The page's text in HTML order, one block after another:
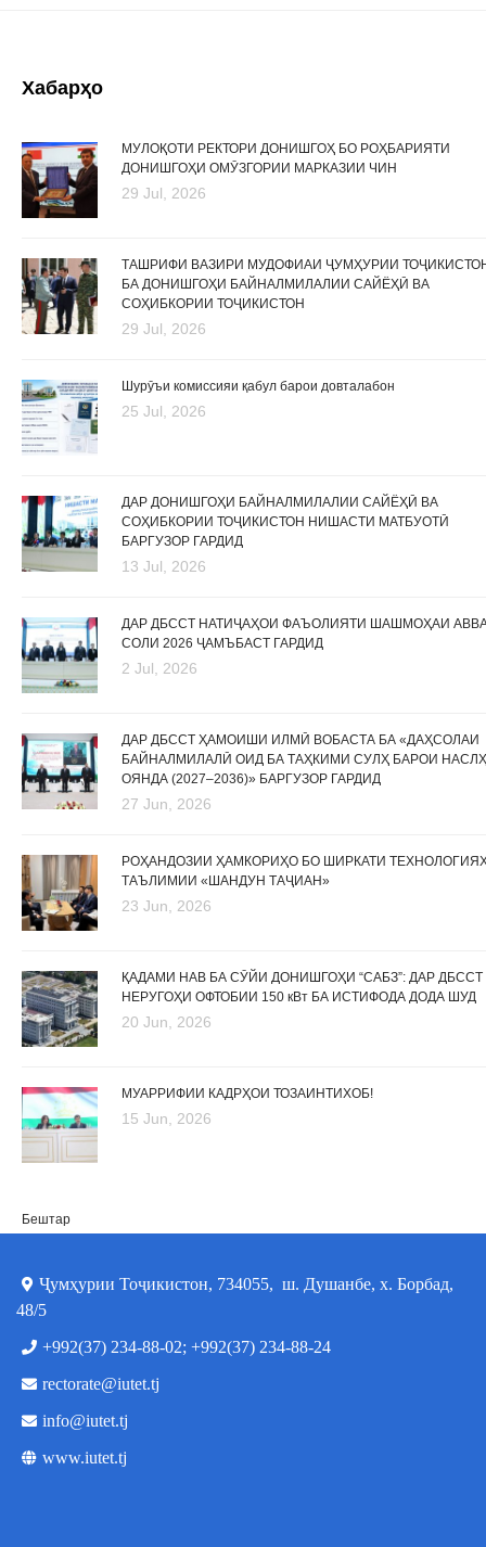
Хабарҳо
МУЛОҚОТИ РЕКТОРИ ДОНИШГОҲ БО РОҲБАРИЯТИ
ДОНИШГОҲИ ОМӮЗГОРИИ МАРКАЗИИ ЧИН
29 Jul, 2026
ТАШРИФИ ВАЗИРИ МУДОФИАИ ҶУМҲУРИИ
БА ДОНИШГОҲИ БАЙНАЛМИЛАЛИИ САЙЁҲӢ ВА
СОҲИБКОРИИ ТОҶИКИСТОН
29 Jul, 2026
Шурӯъи комиссияи қабул барои довталабон
25 Jul, 2026
ДАР ДОНИШГОҲИ БАЙНАЛМИЛАЛИИ САЙЁҲӢ ВА
СОҲИБКОРИИ ТОҶИКИСТОН НИШАСТИ МАТБУОТӢ
БАРГУЗОР ГАРДИД
13 Jul, 2026
ДАР ДБССТ НАТИҶАҲОИ ФАЪОЛИЯТИ ШАШМОҲАИ
СОЛИ 2026 ҶАМЪБАСТ ГАРДИД
2 Jul, 2026
ДАР ДБССТ ҲАМОИШИ ИЛМӢ ВОБАСТА БА «ДАҲСОЛАИ
БАЙНАЛМИЛАЛӢ ОИД БА ТАҲКИМИ СУЛҲ БАРОИ
ОЯНДА (2027–2036)» БАРГУЗОР ГАРДИД
27 Jun, 2026
РОҲАНДОЗИИ ҲАМКОРИҲО БО ШИРКАТИ
ТАЪЛИМИИ «ШАНДУН ТАҶИАН»
23 Jun, 2026
ҚАДАМИ НАВ БА СӮЙИ ДОНИШГОҲИ “САБЗ”: ДАР ДБССТ
НЕРУГОҲИ ОФТОБИИ 150 кВт БА ИСТИФОДА ДОДА ШУД
20 Jun, 2026
МУАРРИФИИ КАДРҲОИ ТОЗАИНТИХОБ!
15 Jun, 2026
Бештар
Ҷумҳурии Тоҷикистон, 734055, ш. Душанбе, х. Борбад,
48/5
+992(37) 234-88-02; +992(37) 234-88-24
rectorate@iutet.tj
info@iutet.tj
www.iutet.tj